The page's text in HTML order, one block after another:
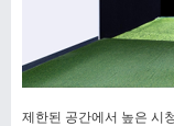
제한된 공간에서 높은 시